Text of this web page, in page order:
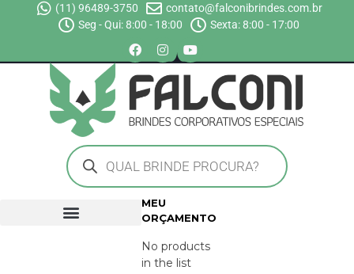
(11) 96489-3750
contato@falconibrindes.com.br
Seg - Qui: 8:00 - 18:00
Sexta: 8:00 - 17:00
MEU
ORÇAMENTO
No products
in the list